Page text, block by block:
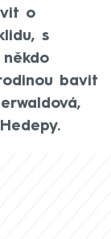
o
s
bavit